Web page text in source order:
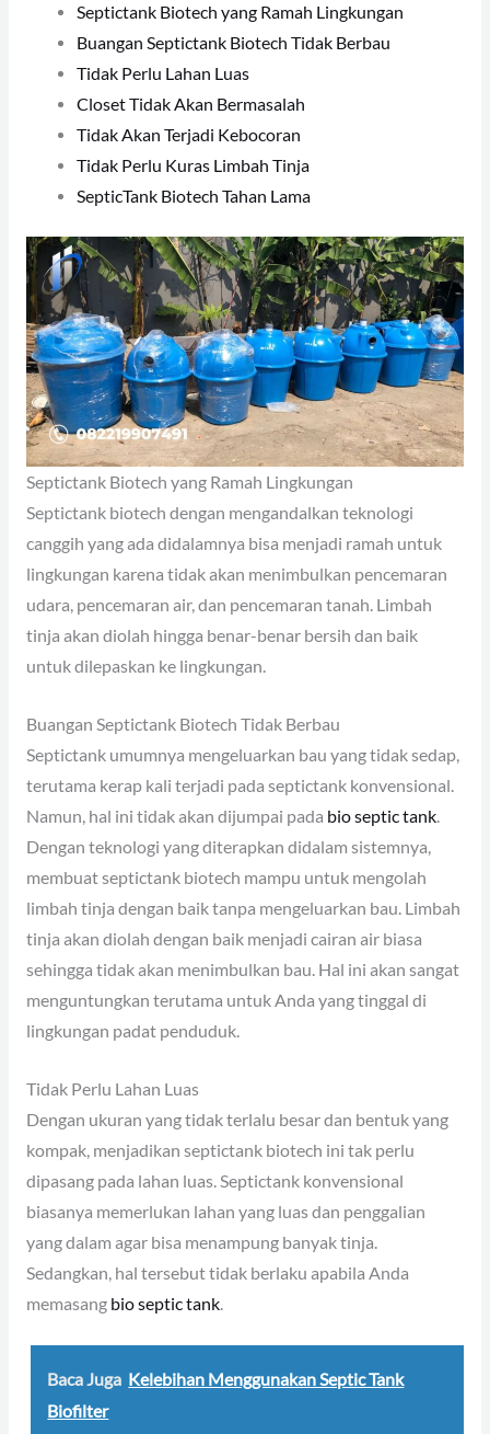
Septictank Biotech yang Ramah Lingkungan
Buangan Septictank Biotech Tidak Berbau
Tidak Perlu Lahan Luas
Closet Tidak Akan Bermasalah
Tidak Akan Terjadi Kebocoran
Tidak Perlu Kuras Limbah Tinja
SepticTank Biotech Tahan Lama
Septictank Biotech yang Ramah Lingkungan
Septictank biotech dengan mengandalkan teknologi
canggih yang ada didalamnya bisa menjadi ramah untuk
lingkungan karena tidak akan menimbulkan pencemaran
udara, pencemaran air, dan pencemaran tanah. Limbah
tinja akan diolah hingga benar-benar bersih dan baik
untuk dilepaskan ke lingkungan.
Buangan Septictank Biotech Tidak Berbau
Septictank umumnya mengeluarkan bau yang tidak sedap,
terutama kerap kali terjadi pada septictank konvensional.
Namun, hal ini tidak akan dijumpai pada bio septic tank.
Dengan teknologi yang diterapkan didalam sistemnya,
membuat septictank biotech mampu untuk mengolah
limbah tinja dengan baik tanpa mengeluarkan bau. Limbah
tinja akan diolah dengan baik menjadi cairan air biasa
sehingga tidak akan menimbulkan bau. Hal ini akan sangat
menguntungkan terutama untuk Anda yang tinggal di
lingkungan padat penduduk.
Tidak Perlu Lahan Luas
Dengan ukuran yang tidak terlalu besar dan bentuk yang
kompak, menjadikan septictank biotech ini tak perlu
dipasang pada lahan luas. Septictank konvensional
biasanya memerlukan lahan yang luas dan penggalian
yang dalam agar bisa menampung banyak tinja.
Sedangkan, hal tersebut tidak berlaku apabila Anda
memasang bio septic tank.
Baca Juga Kelebihan Menggunakan Septic Tank
Biofilter